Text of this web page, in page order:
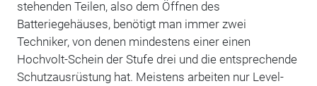
stehenden Teilen, also dem Öffnen des
Batteriegehäuses, benötigt man immer zwei
Techniker, von denen mindestens einer einen
Hochvolt-Schein der Stufe drei und die entsprechende
Schutzausrüstung hat. Meistens arbeiten nur Level-